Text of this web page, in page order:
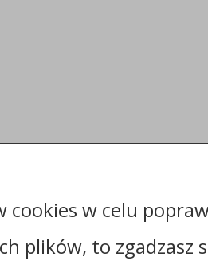
cookies w celu
plików, to zgadzasz